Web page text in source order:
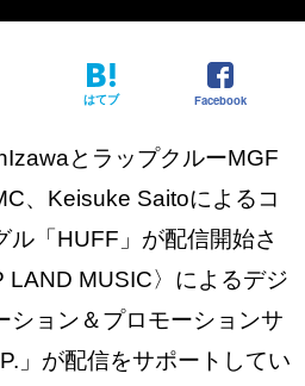
はてブ Facebook
とラップクルーMGF
、Keisuke Saitoによるコ
ル「HUFF」が配信開始さ
LAND MUSIC〉によるデジ
ション＆プロモーションサ
」が配信をサポートしてい